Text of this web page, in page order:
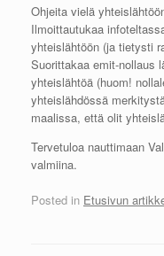
Ohjeita vielä
Ilmoittautukaa
yhteislähtöön (ja tietysti
Suorittakaa emit-nollaus
yhteislähtöä (huom!
yhteislähdössä
maalissa, että olit
Tervetuloa nauttimaan
valmiina.
Posted in Etusivun